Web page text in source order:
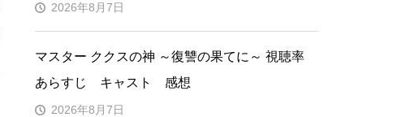
2026年8月7日
マスター ククスの神 ～復讐の果てに～ 視聴率
あらすじ キャスト 感想
2026年8月7日